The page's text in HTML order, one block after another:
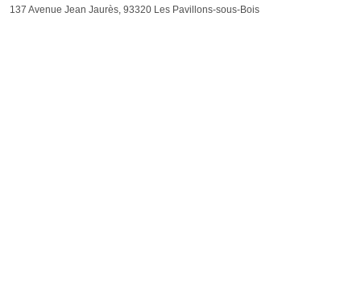
137 Avenue Jean Jaurès, 93320 Les Pavillons-sous-Bois